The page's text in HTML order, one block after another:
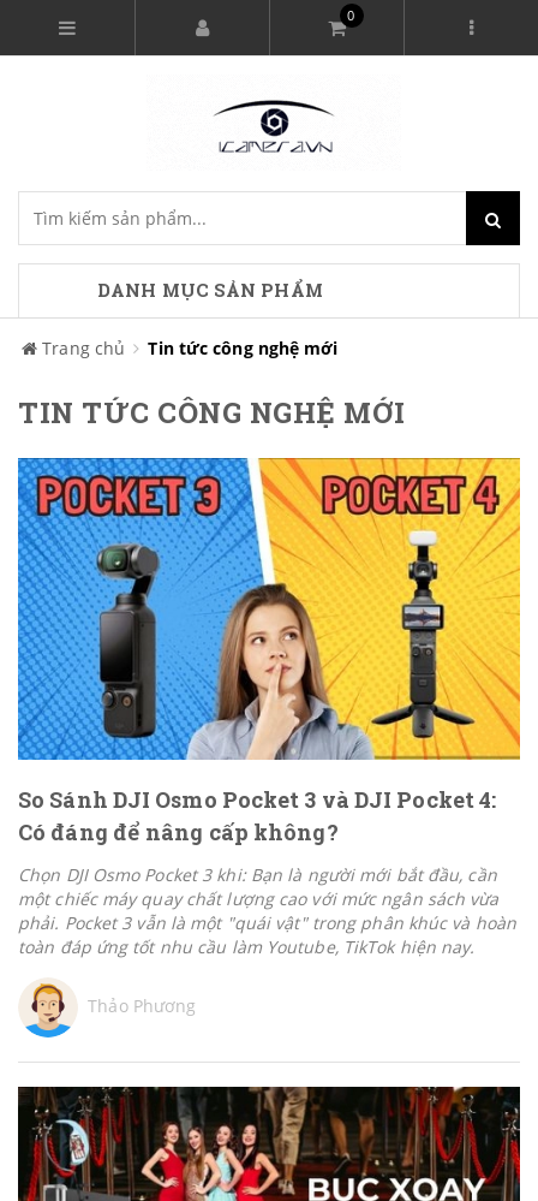
0
DANH MỤC SẢN PHẨM
Trang chủ Tin tức công nghệ mới
TIN TỨC CÔNG NGHỆ MỚI
So Sánh DJI Osmo Pocket 3 và DJI Pocket 4:
Có đáng để nâng cấp không?
Chọn DJI Osmo Pocket 3 khi: Bạn là người mới bắt đầu, cần
một chiếc máy quay chất lượng cao với mức ngân sách vừa
phải. Pocket 3 vẫn là một "quái vật" trong phân khúc và hoàn
toàn đáp ứng tốt nhu cầu làm Youtube, TikTok hiện nay.
Thảo Phương